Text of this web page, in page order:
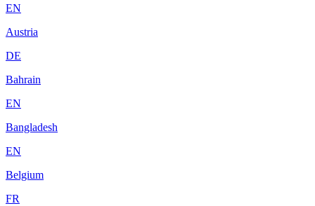
EN
Austria
DE
Bahrain
EN
Bangladesh
EN
Belgium
FR